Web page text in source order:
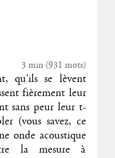
3 min(931 mots)
qu'ils se lèvent
fièrement leur
sans peur leur t-
(vous savez, ce
onde acoustique
la mesure à